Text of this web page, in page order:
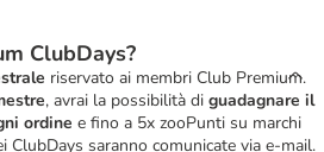
ClubDays?
riservato ai membri Club Premium.
, avrai la possibilità di guadagnare il
ordine e fino a 5x zooPunti su marchi
ClubDays saranno comunicate via e-mail.